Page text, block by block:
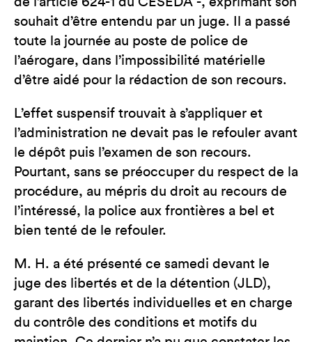
souhait d’être entendu par un juge. Il a passé
toute la journée au poste de police de
l’aérogare, dans l’impossibilité matérielle
d’être aidé pour la rédaction de son recours.
L’effet suspensif trouvait à s’appliquer et
l’administration ne devait pas le refouler avant
le dépôt puis l’examen de son recours.
Pourtant, sans se préoccuper du respect de la
procédure, au mépris du droit au recours de
l’intéressé, la police aux frontières a bel et
bien tenté de le refouler.
M. H. a été présenté ce samedi devant le
juge des libertés et de la détention (JLD),
garant des libertés individuelles et en charge
du contrôle des conditions et motifs du